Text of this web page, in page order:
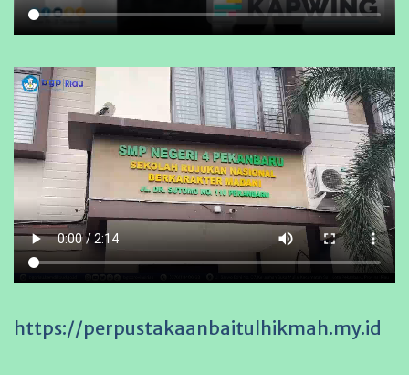
https://perpustakaanbaitulhikmah.my.id